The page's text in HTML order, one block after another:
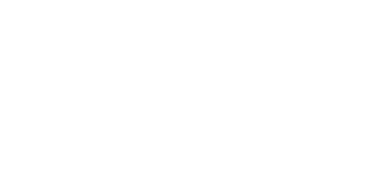
inceleyin. İster kısa bir tatil ister uzun soluklu bir rota planlıyor olun, gulet kiralama alternatifleri;
keşfetmek isteyenler için ideal bir mavi yolculuk deneyimi sunar. Geniş güverteler, rahat kabinler ve
planlayan misafirler için ideal bir deneyim sunar. Gulet konforu sayesinde geniş güvertelerde dinlenebilir,
huzurlu bir tatil planlamak isteyenler için ideal bir seçenektir. Guletlerle sunulan bu özel deneyimde geniş
sahil kasabalarını keşfetmek isteyenler için özel bir tatil seçeneğidir. Konforlu tekneler, farklı rota